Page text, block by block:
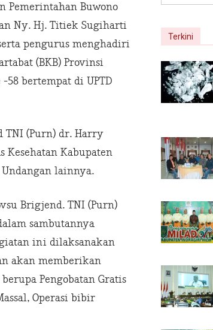
Pemerintahan Buwono
Ny. Hj. Titiek Sugiharti
pengurus menghadiri
(BKB) Provinsi
58 bertempat di UPTD
TNI (Purn) dr. Harry
Kesehatan Kabupaten
Undangan lainnya.
Brigjend. TNI (Purn)
sambutannya
ini dilaksanakan
akan memberikan
Pengobatan Gratis
Operasi bibir
Terkini